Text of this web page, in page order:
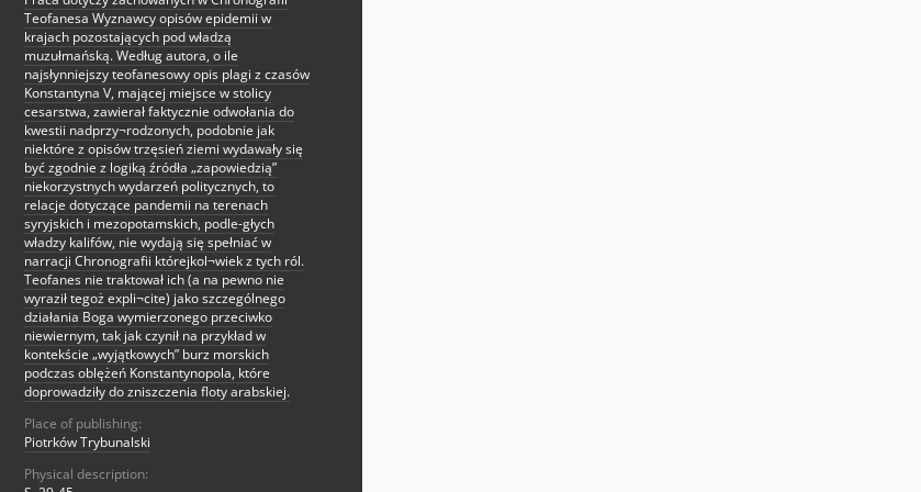
Teofanesa Wyznawcy opisów epidemii w
krajach pozostających pod władzą
muzułmańską. Według autora, o ile
najsłynniejszy teofanesowy opis plagi z czasów
Konstantyna V, mającej miejsce w stolicy
cesarstwa, zawierał faktycznie odwołania do
kwestii nadprzy¬rodzonych, podobnie jak
niektóre z opisów trzęsień ziemi wydawały się
być zgodnie z logiką źródła „zapowiedzią”
niekorzystnych wydarzeń politycznych, to
relacje dotyczące pandemii na terenach
syryjskich i mezopotamskich, podle-głych
władzy kalifów, nie wydają się spełniać w
narracji Chronografii którejkol¬wiek z tych ról.
Teofanes nie traktował ich (a na pewno nie
wyraził tegoż expli¬cite) jako szczególnego
działania Boga wymierzonego przeciwko
niewiernym, tak jak czynił na przykład w
kontekście „wyjątkowych” burz morskich
podczas oblężeń Konstantynopola, które
doprowadziły do zniszczenia floty arabskiej.
Place of publishing:
Piotrków Trybunalski
Physical description: